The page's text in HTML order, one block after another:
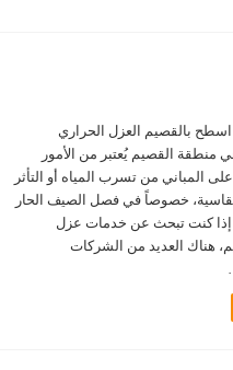
بالقصيم العزل الحراري
منطقة القصيم يُعتبر من الأمور
المباني من تسرب المياه أو التأثر
خصوصاً في فصل الصيف الحار
إذا كنت تبحث عن خدمات عزل
هناك العديد من الشركات